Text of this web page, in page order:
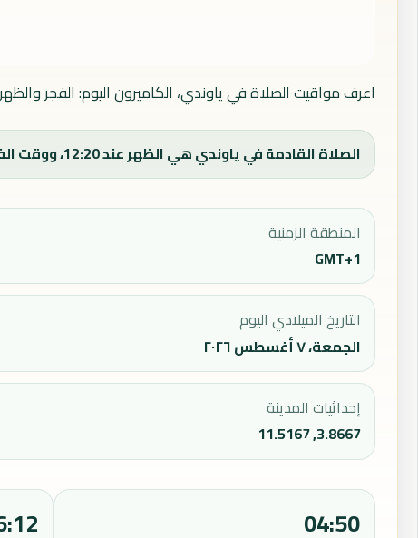
اعرف مواقيت الصلاة في ياوندي، الكاميرون اليوم: الفجر
الصلاة القادمة في ياوندي هي الظهر عند 12:20، ووقت الفجر اليوم 05:00.
المنطقة الزمنية
GMT+1
التاريخ الميلادي اليوم
الجمعة، ٧ أغسطس ٢٠٢٦
إحداثيات المدينة
3.8667, 11.5167
04:50